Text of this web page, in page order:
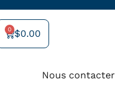
$0.00
0
Panier
Nous contacter